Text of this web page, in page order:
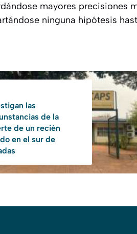
mayores precisiones
ninguna hipótesis
las
de la
de un recién
en el sur de